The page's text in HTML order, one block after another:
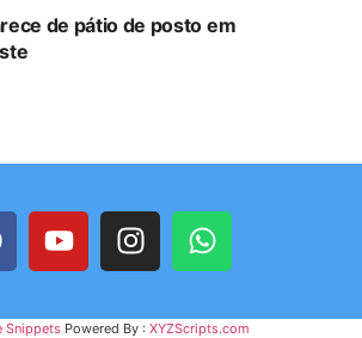
de pátio de posto em
Snippets Powered By : XYZScripts.com